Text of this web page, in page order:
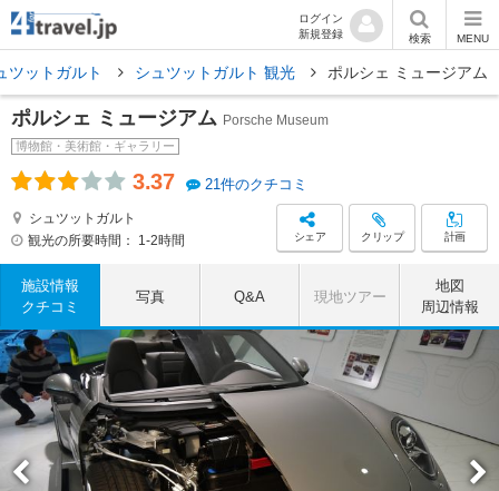
ログイン
新規登録
検索 MENU
ツットガルト シュツットガルト 観光 ポルシェ ミュージアム
ポルシェ ミュージアム Porsche Museum
博物館・美術館・ギャラリー
3.37 21件のクチコミ
シュツットガルト
観光の所要時間：
1-2時間 シェア クリップ 計画
施設情報
クチコミ
写真 Q&A 現地ツアー
地図
周辺情報